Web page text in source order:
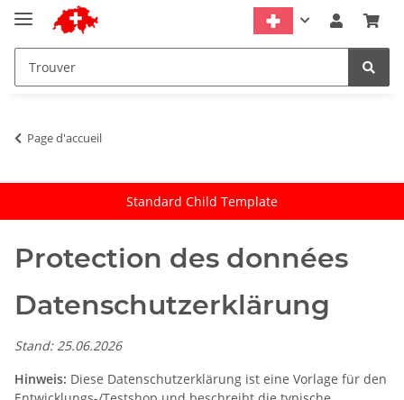
Page d'accueil
Standard Child Template
Protection des données
Datenschutzerklärung
Stand: 25.06.2026
Hinweis: Diese Datenschutzerklärung ist eine Vorlage für den